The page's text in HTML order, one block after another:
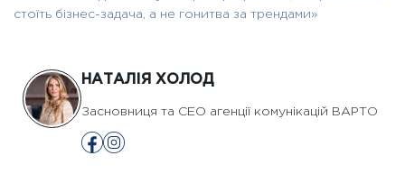
стоїть бізнес-задача, а не гонитва за трендами»
НАТАЛІЯ ХОЛОД
Засновниця та CEO агенції комунікацій ВАРТО